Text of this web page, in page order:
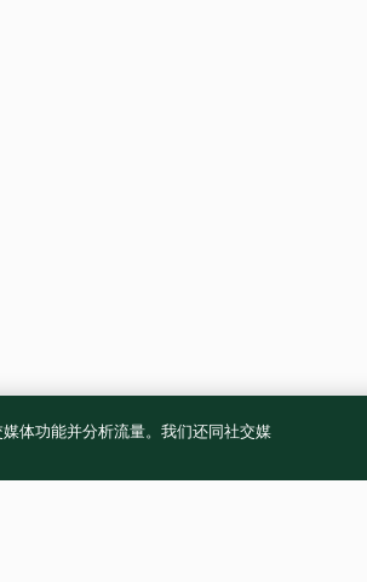
体功能并分析流量。我们还同社交媒